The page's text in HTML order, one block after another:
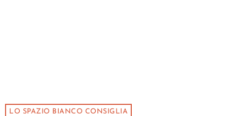
LO SPAZIO BIANCO CONSIGLIA